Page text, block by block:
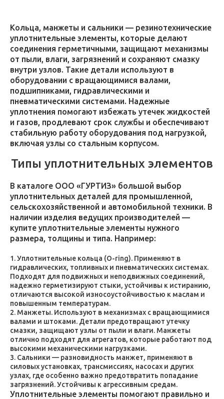
Кольца, манжеты и сальники — резинотехнические
уплотнительные элементы, которые делают
соединения герметичными, защищают механизмы
от пыли, влаги, загрязнений и сохраняют смазку
внутри узлов. Такие детали используют в
оборудовании с вращающимися валами,
подшипниками, гидравлическими и
пневматическими системами. Надежные
уплотнения помогают избежать утечек жидкостей
и газов, продлевают срок службы и обеспечивают
стабильную работу оборудования под нагрузкой,
включая узлы со стальным корпусом.
Типы уплотнительных элементов
В каталоге ООО «ГУРТИЗ» большой выбор
уплотнительных деталей для промышленной,
сельскохозяйственной и автомобильной техники. В
наличии изделия ведущих производителей —
купите уплотнительные элементы нужного
размера, толщины и типа. Например:
Уплотнительные кольца (O-ring). Применяют в
гидравлических, топливных и пневматических системах.
Подходят для подвижных и неподвижных соединений,
надежно герметизируют стыки, устойчивы к истиранию,
отличаются высокой износоустойчивостью к маслам и
повышенным температурам.
Манжеты. Используют в механизмах с вращающимися
валами и штоками. Детали предотвращают утечку
смазки, защищают узлы от пыли и влаги. Манжеты
отлично подходят для агрегатов, которые работают под
высокими механическими нагрузками.
Сальники — разновидность манжет, применяют в
силовых установках, трансмиссиях, насосах и других
узлах, где особенно важно предотвратить попадание
загрязнений. Устойчивы к агрессивным средам.
Уплотнительные элементы помогают правильно и